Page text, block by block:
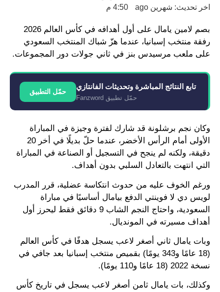
اخر تحديث: شهرين ago
4:50 م
بصم لامين يامال على أول أهدافه في كأس العالم 2026
رفقة منتخب إسبانيا، عندما هزّ شباك المنتخب السعودي
على ملعب مرسيدس بنز في ثاني جولات دور المجموعات.
تابع النتائج المباشرة وتحديثات الفانتازي
حمّل تطبيق Fanzword
حمّل التطبيق
وكان نجم برشلونة قد شارك لفترة وجيزة في المباراة
الأولى أمام الرأس الأخضر، عندما حلّ بديلًا في أخر 20
دقيقة، ولكنه لم ينجح في التسجيل أو الصناعة في المباراة
التي انتهت بالتعادل السلبي بدون أهداف.
ورغم الخوف عليه من حدوث انتكاسة عضلية، قرر المدرب
لويس دي لا فوينتي الدفع بيامال أساسيًا في مباراة
السعودية، واحتاج النجم الشاب 9 دقائق فقط ليحرز أول
أهداف مسيرته في المونديال.
وبات يامال ثاني أصغر لاعب يسجل هدفًا في كأس العالم
(18 عامًا و343 يومًا) بقميص منتخب إسبانيا بعد جافي في
نسخة 2022 (18 عامًا و110 يومًا).
وكذلك، بات يامال ثامن أصغر لاعب يسجل في تاريخ كأس